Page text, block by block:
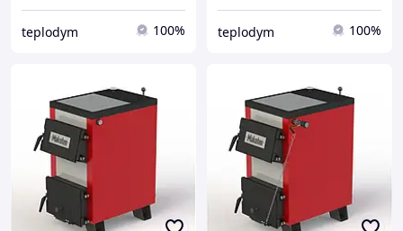
teplodym 100% teplodym 100%